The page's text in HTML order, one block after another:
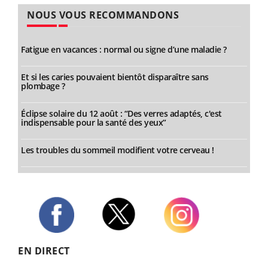
NOUS VOUS RECOMMANDONS
Fatigue en vacances : normal ou signe d’une maladie ?
Et si les caries pouvaient bientôt disparaître sans
plombage ?
Éclipse solaire du 12 août : “Des verres adaptés, c'est
indispensable pour la santé des yeux”
Les troubles du sommeil modifient votre cerveau !
EN DIRECT